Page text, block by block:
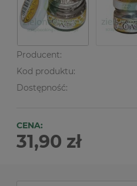
Producent:
Kod produktu:
Dostępność:
CENA:
31,90 zł